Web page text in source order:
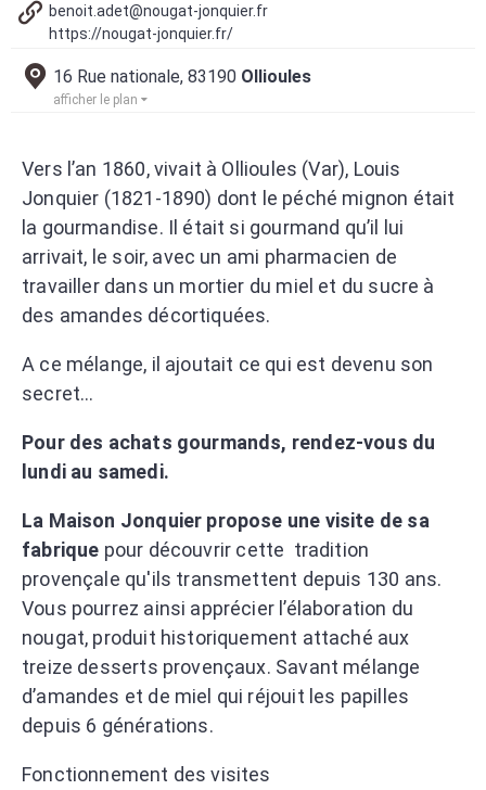
benoit.adet@nougat-jonquier.fr
https://nougat-jonquier.fr/
16 Rue nationale, 83190 Ollioules
afficher le plan
Vers l’an 1860, vivait à Ollioules (Var), Louis
Jonquier (1821-1890) dont le péché mignon était
la gourmandise. Il était si gourmand qu’il lui
arrivait, le soir, avec un ami pharmacien de
travailler dans un mortier du miel et du sucre à
des amandes décortiquées.
A ce mélange, il ajoutait ce qui est devenu son
secret…
Pour des achats gourmands, rendez-vous du
lundi au samedi.
La Maison Jonquier propose une visite de sa
fabrique pour découvrir cette tradition
provençale qu'ils transmettent depuis 130 ans.
Vous pourrez ainsi apprécier l’élaboration du
nougat, produit historiquement attaché aux
treize desserts provençaux. Savant mélange
d’amandes et de miel qui réjouit les papilles
depuis 6 générations.
Fonctionnement des visites